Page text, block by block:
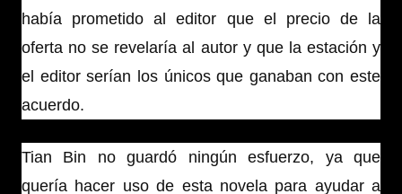
había prometido al editor que el precio de la
oferta no se revelaría al autor y que la estación y
el editor serían los únicos que ganaban con este
acuerdo.
Tian Bin no guardó ningún esfuerzo, ya que
quería hacer uso de esta novela para ayudar a